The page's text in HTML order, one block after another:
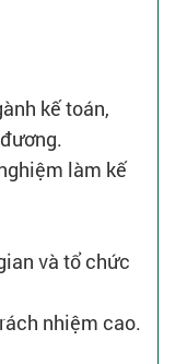
kế toán,
làm kế
và tổ chức
nhiệm cao.